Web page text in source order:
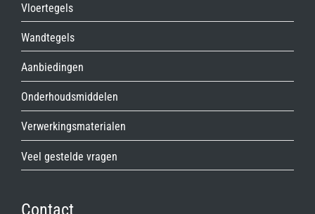
Vloertegels
Wandtegels
Aanbiedingen
Onderhoudsmiddelen
Verwerkingsmaterialen
Veel gestelde vragen
Contact